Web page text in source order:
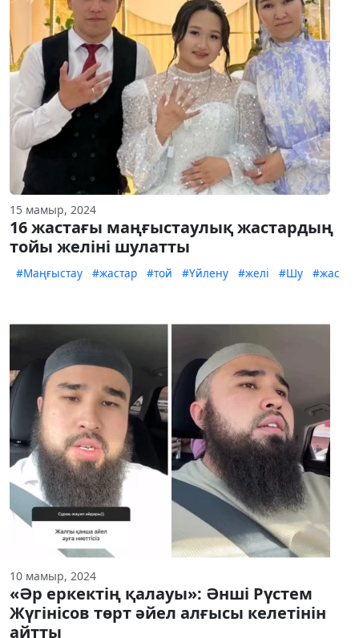
15 мамыр, 2024
16 жастағы маңғыстаулық жастардың
тойы желіні шулатты
#Маңғыстау #жастар #той #Үйлену #желі #Шу #жас
10 мамыр, 2024
«Әр еркектің қалауы»: Әнші Рүстем
Жүгінісов төрт әйел алғысы келетінін
айтты